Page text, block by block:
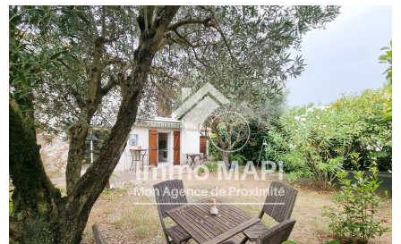
voir le
bien